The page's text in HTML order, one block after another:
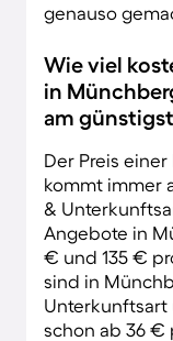
genauso
Wie viel
in
am
Der Preis
kommt immer
&
Angebote in
€ und 135 €
sind in
Unterkunftsart
schon ab 36 €